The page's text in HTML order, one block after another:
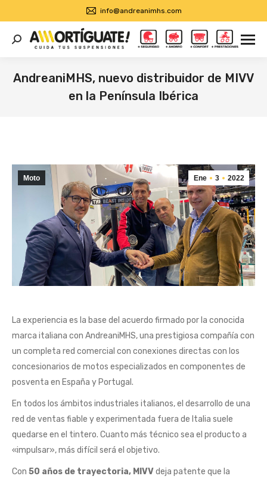
info@andreanimhs.com
Buscar:
AndreaniMHS, nuevo distribuidor de MIVV
en la Península Ibérica
Ene 3 2022
Moto
La experiencia es la base del acuerdo firmado por la conocida
marca italiana con AndreaniMHS, una prestigiosa compañía con
un completa red comercial con conexiones directas con los
concesionarios de motos especializados en componentes de
posventa en España y Portugal.
En todos los ámbitos industriales italianos, el desarrollo de una
red de ventas fiable y experimentada fuera de Italia suele
quedarse en el tintero. Cuanto más técnico sea el producto a
«impulsar», más difícil será el objetivo.
Con 50 años de trayectoria, MIVVdeja patente que la